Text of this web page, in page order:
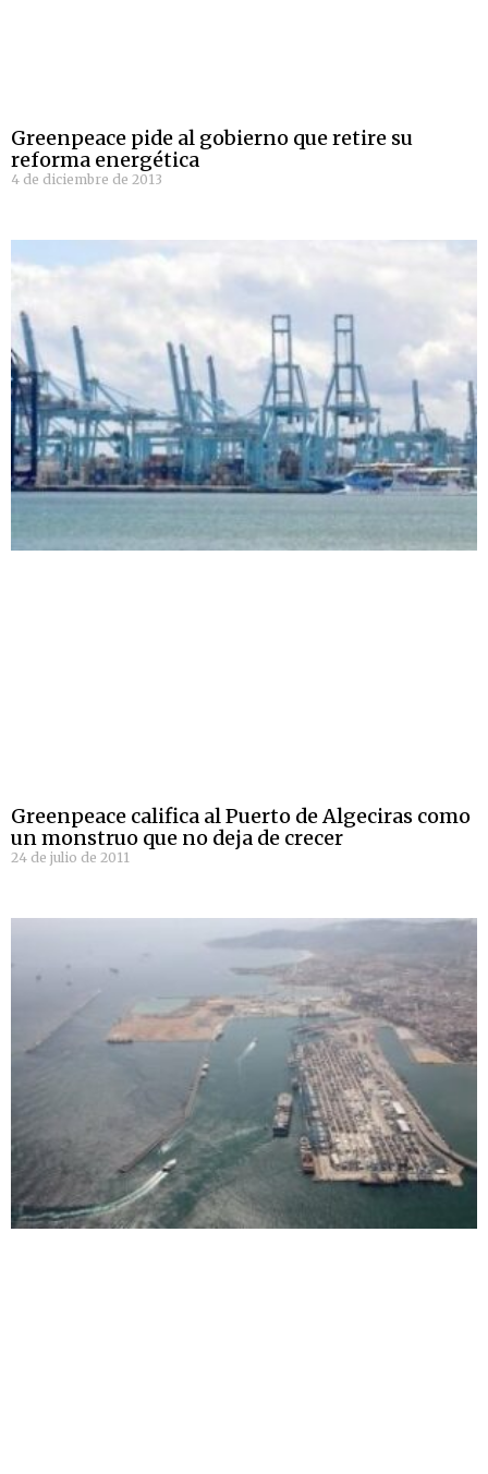
Greenpeace pide al gobierno que retire su
reforma energética
4 de diciembre de 2013
Greenpeace califica al Puerto de Algeciras como
un monstruo que no deja de crecer
24 de julio de 2011